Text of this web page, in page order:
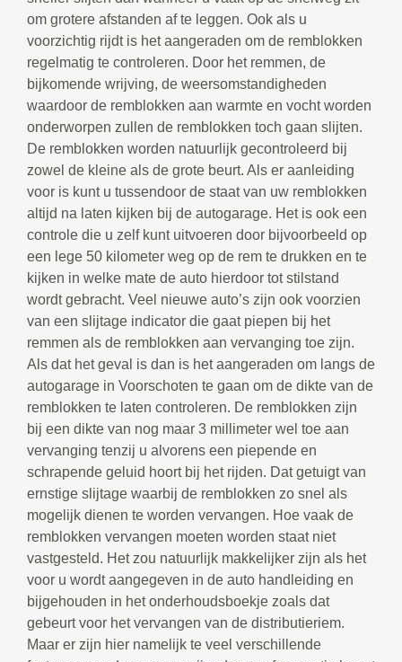
om grotere afstanden af te leggen. Ook als u
voorzichtig rijdt is het aangeraden om de remblokken
regelmatig te controleren. Door het remmen, de
bijkomende wrijving, de weersomstandigheden
waardoor de remblokken aan warmte en vocht worden
onderworpen zullen de remblokken toch gaan slijten.
De remblokken worden natuurlijk gecontroleerd bij
zowel de kleine als de grote beurt. Als er aanleiding
voor is kunt u tussendoor de staat van uw remblokken
altijd na laten kijken bij de autogarage. Het is ook een
controle die u zelf kunt uitvoeren door bijvoorbeeld op
een lege 50 kilometer weg op de rem te drukken en te
kijken in welke mate de auto hierdoor tot stilstand
wordt gebracht. Veel nieuwe auto’s zijn ook voorzien
van een slijtage indicator die gaat piepen bij het
remmen als de remblokken aan vervanging toe zijn.
Als dat het geval is dan is het aangeraden om langs de
autogarage in Voorschoten te gaan om de dikte van de
remblokken te laten controleren. De remblokken zijn
bij een dikte van nog maar 3 millimeter wel toe aan
vervanging tenzij u alvorens een piepende en
schrapende geluid hoort bij het rijden. Dat getuigt van
ernstige slijtage waarbij de remblokken zo snel als
mogelijk dienen te worden vervangen. Hoe vaak de
remblokken vervangen moeten worden staat niet
vastgesteld. Het zou natuurlijk makkelijker zijn als het
voor u wordt aangegeven in de auto handleiding en
bijgehouden in het onderhoudsboekje zoals dat
gebeurt voor het vervangen van de distributieriem.
Maar er zijn hier namelijk te veel verschillende